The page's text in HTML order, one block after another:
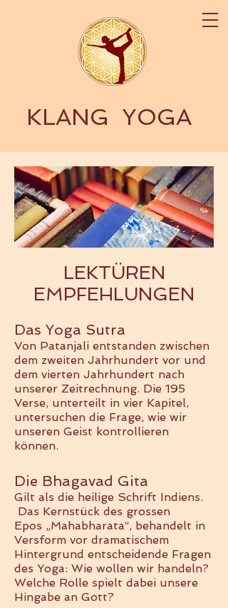
YOGA
KLANG
LEKTÜREN
EMPFEHLUNGEN
Das Yoga Sutra
Von Patanjali entstanden zwischen
dem zweiten Jahrhundert vor und
dem vierten Jahrhundert nach
unserer Zeitrechnung. Die 195
Verse, unterteilt in vier Kapitel,
untersuchen die Frage, wie wir
unseren Geist kontrollieren
können.
Die Bhagavad Gita
Gilt als die heilige Schrift Indiens.
Das Kernstück des grossen
Epos „Mahabharata“, behandelt in
Versform vor dramatischem
Hintergrund entscheidende Fragen
des Yoga: Wie wollen wir handeln?
Welche Rolle spielt dabei unsere
Hingabe an Gott?